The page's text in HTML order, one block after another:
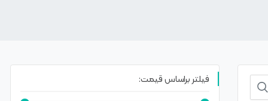
فیلتر براساس قیمت: